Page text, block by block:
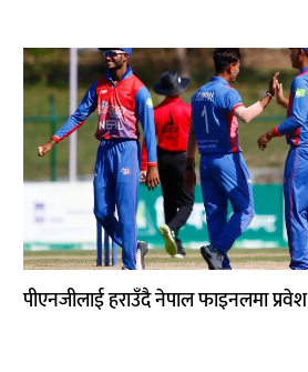
पीएनजीलाई हराउँदै नेपाल फाइनलमा प्रवेश